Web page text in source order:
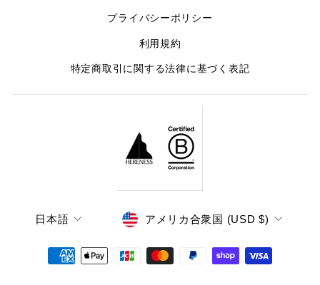
プライバシーポリシー
利用規約
特定商取引に関する法律に基づく表記
LANGUAGE
日本語 CURRENCY
アメリカ合衆国 (USD $)